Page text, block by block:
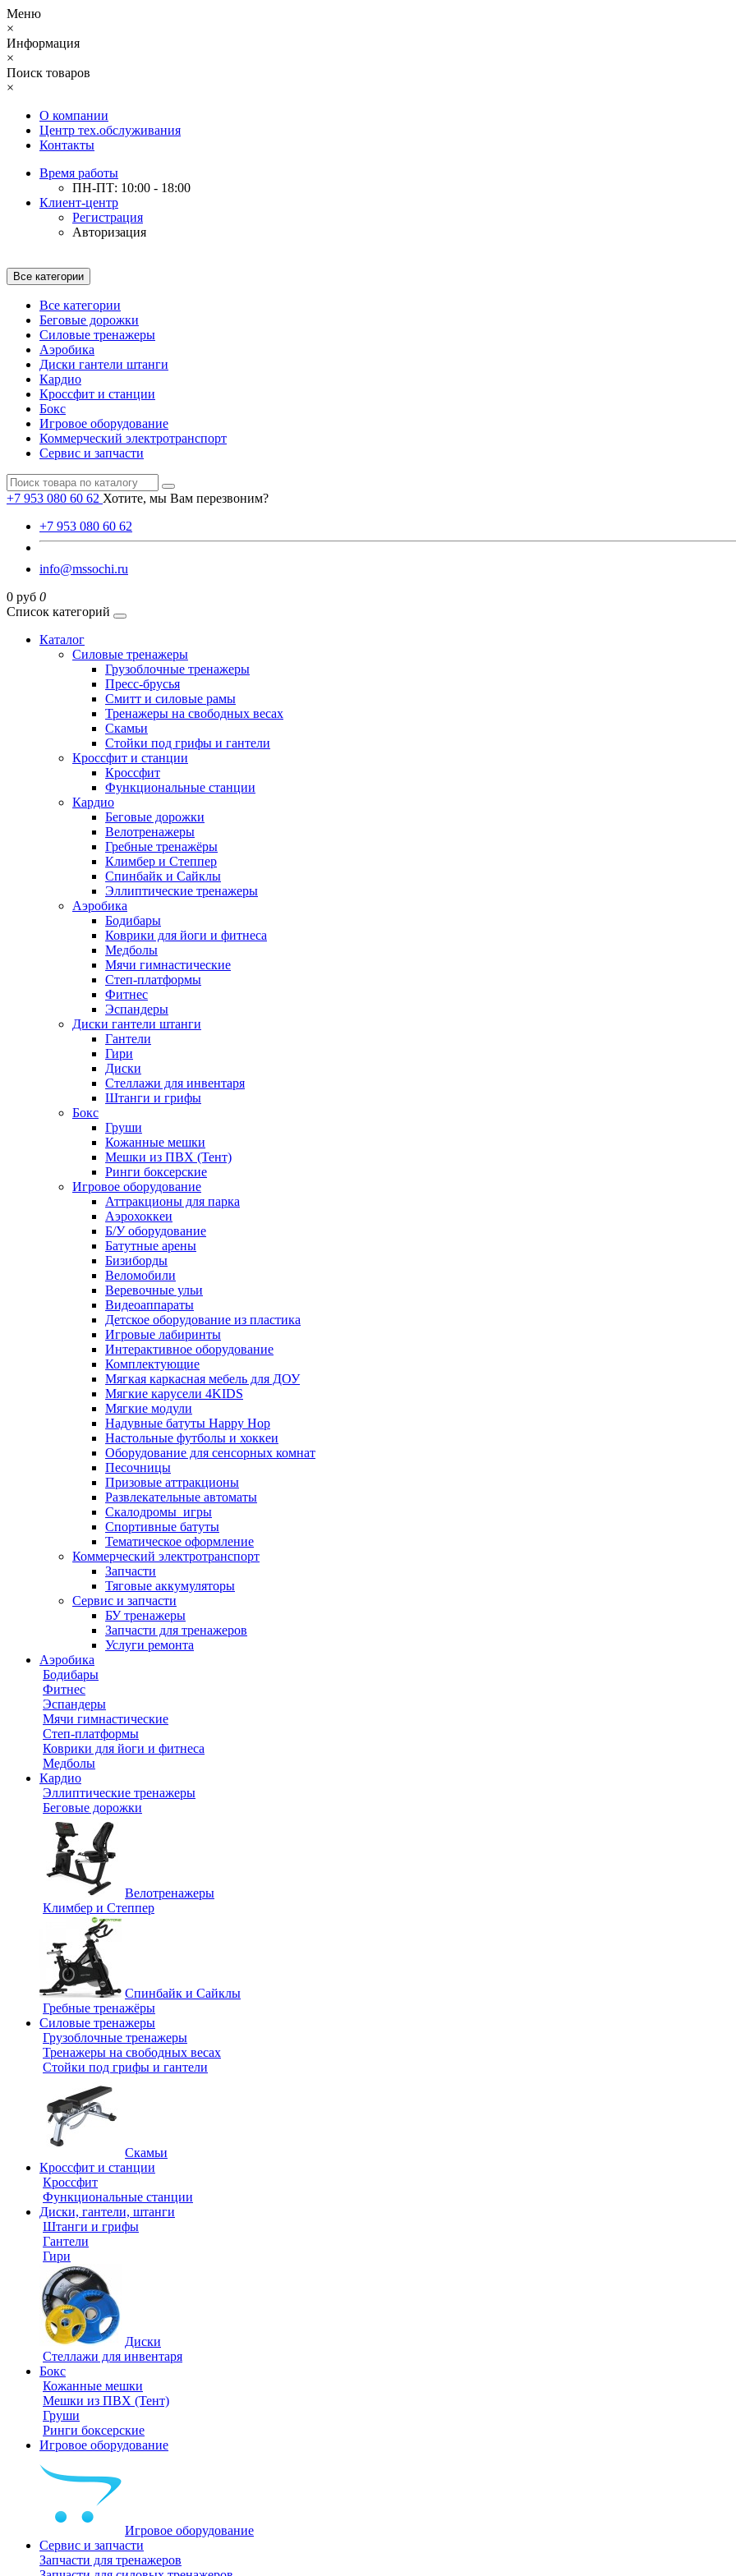
Меню
×
Информация
×
Поиск товаров
×
О компании
Центр тех.обслуживания
Контакты
Время работы
ПН-ПТ: 10:00 - 18:00
Клиент-центр
Регистрация
Авторизация
Все категории
Все категории
Беговые дорожки
Силовые тренажеры
Аэробика
Диски гантели штанги
Кардио
Кроссфит и станции
Бокс
Игровое оборудование
Коммерческий электротранспорт
Сервис и запчасти
+7 953 080 60 62 Хотите, мы Вам перезвоним?
+7 953 080 60 62
info@mssochi.ru
0 руб 0
Список категорий
Каталог
Силовые тренажеры
Грузоблочные тренажеры
Пресс-брусья
Смитт и силовые рамы
Тренажеры на свободных весах
Скамьи
Стойки под грифы и гантели
Кроссфит и станции
Кроссфит
Функциональные станции
Кардио
Беговые дорожки
Велотренажеры
Гребные тренажёры
Климбер и Степпер
Спинбайк и Сайклы
Эллиптические тренажеры
Аэробика
Бодибары
Коврики для йоги и фитнеса
Медболы
Мячи гимнастические
Степ-платформы
Фитнес
Эспандеры
Диски гантели штанги
Гантели
Гири
Диски
Стеллажи для инвентаря
Штанги и грифы
Бокс
Груши
Кожанные мешки
Мешки из ПВХ (Тент)
Ринги боксерские
Игровое оборудование
Аттракционы для парка
Аэрохоккеи
Б/У оборудование
Батутные арены
Бизиборды
Веломобили
Веревочные ульи
Видеоаппараты
Детское оборудование из пластика
Игровые лабиринты
Интерактивное оборудование
Комплектующие
Мягкая каркасная мебель для ДОУ
Мягкие карусели 4KIDS
Мягкие модули
Надувные батуты Happy Hop
Настольные футболы и хоккеи
Оборудование для сенсорных комнат
Песочницы
Призовые аттракционы
Развлекательные автоматы
Скалодромы_игры
Спортивные батуты
Тематическое оформление
Коммерческий электротранспорт
Запчасти
Тяговые аккумуляторы
Сервис и запчасти
БУ тренажеры
Запчасти для тренажеров
Услуги ремонта
Аэробика
Бодибары
Фитнес
Эспандеры
Мячи гимнастические
Степ-платформы
Коврики для йоги и фитнеса
Медболы
Кардио
Эллиптические тренажеры
Беговые дорожки
Велотренажеры
Климбер и Степпер
Спинбайк и Сайклы
Гребные тренажёры
Силовые тренажеры
Грузоблочные тренажеры
Тренажеры на свободных весах
Стойки под грифы и гантели
Скамьи
Кроссфит и станции
Кроссфит
Функциональные станции
Диски, гантели, штанги
Штанги и грифы
Гантели
Гири
Диски
Стеллажи для инвентаря
Бокс
Кожанные мешки
Мешки из ПВХ (Тент)
Груши
Ринги боксерские
Игровое оборудование
Игровое оборудование
Сервис и запчасти
Запчасти для тренажеров